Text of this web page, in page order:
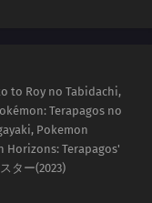
to Roy no Tabidachi,
Terapagos no
Pokemon
Horizons: Terapagos'
ター(2023)